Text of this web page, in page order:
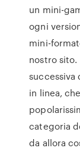
un mini-
ogni
mini-
nostro
successiva
in linea,
categoria
da allora